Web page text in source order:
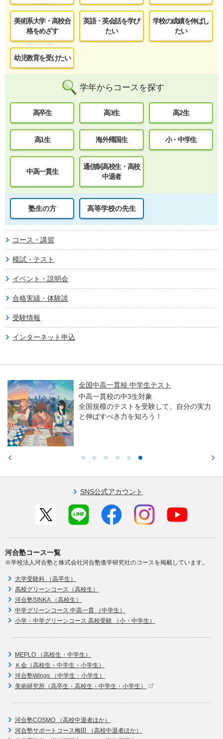
美術系大学・高校合
格をめざす
英語・英会話を学び
たい
学校の成績を伸ばし
たい
幼児教育を受けたい
学年からコースを探す
高卒生 高3生 高2生
高1生 海外帰国生 小・中学生
中高一貫生
通信制高校生・高校
中退者
塾生の方 高等学校の先生
コース・講習
模試・テスト
イベント・説明会
合格実績・体験談
受験情報
インターネット申込
全国中高一貫校 中学生テスト
中高一貫校の中3生対象
全国規模のテストを受験して、自分の実力
と伸ばすべき力を知ろう！
SNS公式アカウント
河合塾コース一覧
※学校法人河合塾と株式会社河合塾進学研究社のコースを掲載しています。
大学受験科 （高卒生）
高校グリーンコース（高校生）
河合塾SINKA （高校生）
中学グリーンコース 中高一貫 （中学生）
小学・中学グリーンコース 高校受験 （小・中学生）
MEPLO （高校生・中学生）
Ｋ会（高校生・中学生・小学生）
河合塾Wings （中学生・小学生）
美術研究所（高卒生・高校生・中学生・小学生）
河合塾COSMO （高校中退者ほか）
河合塾サポートコース梅田 （高校中退者ほか）